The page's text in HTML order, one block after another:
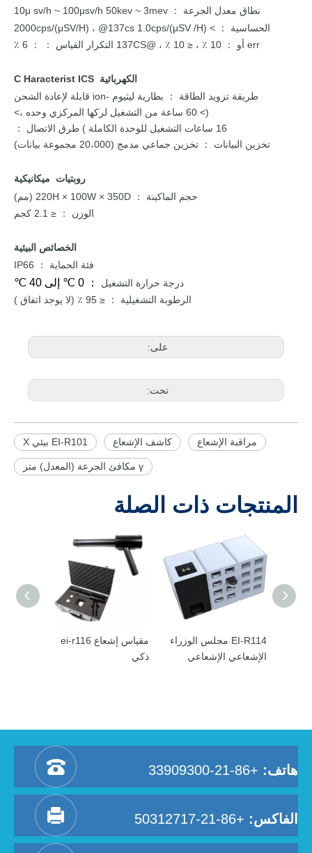
نطاق معدل الجرعة ：
10μ sv/h ~ 100μsv/h 50kev ~ 3mev
الحساسية
： > 2000cps/(μSV/H) ، @137cs 1.0cps/(μSV /H)
err أو ： 10 ٪ ، ≤ 10 ٪ ، @137CS التكرار القياس ： ： 6 ٪
الكهربائية Haracterist ICS
طريقة تزويد الطاقة ： بطارية ليثيوم -ion قابلة لإعادة الشحن
(> 60
ساعة من التشغيل لركها المركزي وحده ،>
16 ساعات التشغيل للوحدة الكاملة ) طرق الاتصال
：
تخزين البيانات
： تخزين جماعي مدمج (20،000 مجموعة بيانات)
روبتيات
ميكانيكية
حجم الماكينة
： 220H × 100W × 350D (مم)
الوزن
： ≤ 2.1 كجم
الخصائص البيئية
فئة الحماية
：
IP66
درجة حرارة التشغيل
： 0 ℃ إلى 40 ℃
الرطوبة التشغيلية ： ≤ 95 ٪ (لا يوجد اتفاق )
على:
تحت:
EI-R101 بيئي X كاشف الإشعاع مراقبة الإشعاع
γ مكافئ الجرعة (المعدل) متر
المنتجات ذات الصلة
مقياس إشعاع ei-r116
ذكي
EI-R114 مجلس الوزراء
الإشعاعي الإشعاعي
هاتف: +86-21-33909300
الفاكس: +86-21-50312717